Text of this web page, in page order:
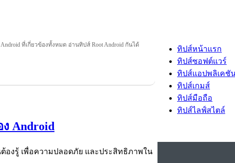
ที่เกี่ยวข้องทั้งหมด อ่านทิปส์ Root Android กันได้
Android
ต้องรู้ เพื่อความปลอดภัย และประสิทธิภาพใน
ทิปส์หน้าแรก
ทิปส์ซอฟต์แวร์
ทิปส์แอปพลิเคชั
ทิปส์เกมส์
ทิปส์มือถือ
ทิปส์ไลฟ์สไตล์